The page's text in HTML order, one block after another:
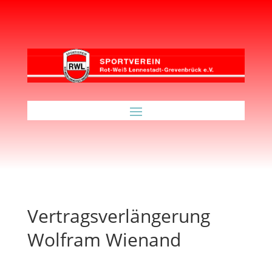
Vertragsverlängerung
Wolfram Wienand